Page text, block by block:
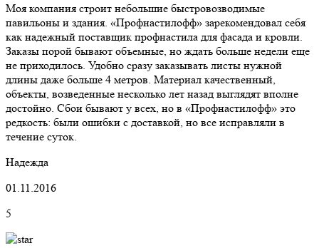
Моя компания строит небольшие быстровозводимые
павильоны и здания. «Профнастилофф» зарекомендовал себя
как надежный поставщик профнастила для фасада и кровли.
Заказы порой бывают объемные, но ждать больше недели еще
не приходилось. Удобно сразу заказывать листы нужной
длины даже больше 4 метров. Материал качественный,
объекты, возведенные несколько лет назад выглядят вполне
достойно. Сбои бывают у всех, но в «Профнастилофф» это
редкость: были ошибки с доставкой, но все исправляли в
течение суток.
Надежда
01.11.2016
5